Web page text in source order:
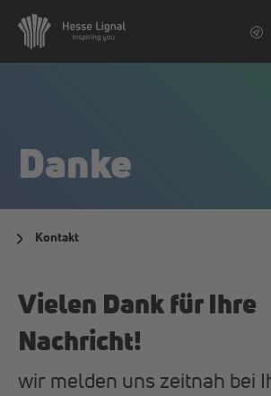
Danke
Kontakt
Vielen Dank für Ihre
Nachricht!
wir melden uns zeitnah bei